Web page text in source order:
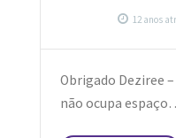
Obrigado Deziree
não ocupa